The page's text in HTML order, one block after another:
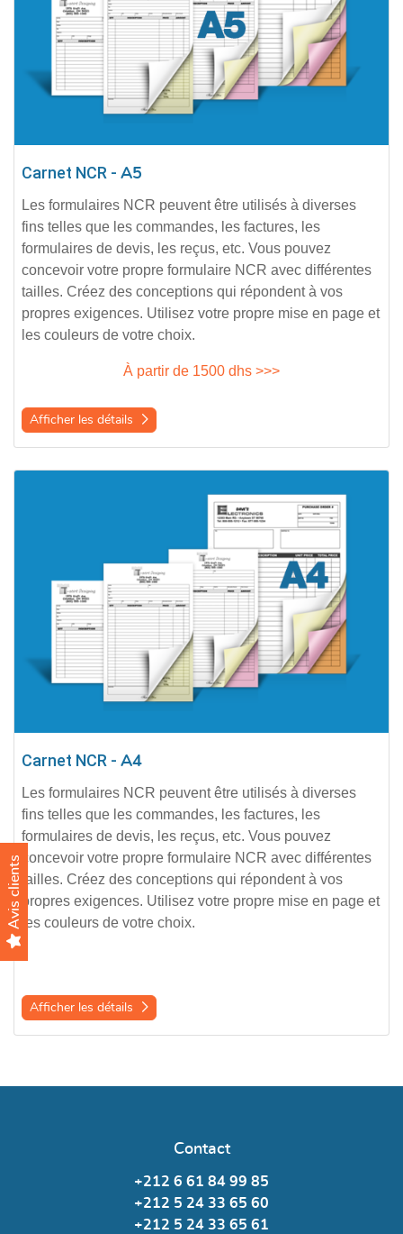
Carnet NCR - A5
Les formulaires NCR peuvent être utilisés à diverses
fins telles que les commandes, les factures, les
formulaires de devis, les reçus, etc. Vous pouvez
concevoir votre propre formulaire NCR avec différentes
tailles. Créez des conceptions qui répondent à vos
propres exigences. Utilisez votre propre mise en page et
les couleurs de votre choix.
À partir de 1500 dhs >>>
Afficher les détails
Carnet NCR - A4
Les formulaires NCR peuvent être utilisés à diverses
fins telles que les commandes, les factures, les
formulaires de devis, les reçus, etc. Vous pouvez
concevoir votre propre formulaire NCR avec différentes
tailles. Créez des conceptions qui répondent à vos
propres exigences. Utilisez votre propre mise en page et
les couleurs de votre choix.
Afficher les détails
Contact
+212 6 61 84 99 85
+212 5 24 33 65 60
+212 5 24 33 65 61
Avis clients